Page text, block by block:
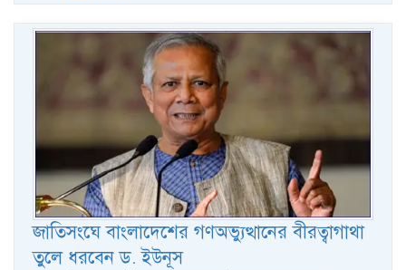
জাতিসংঘে বাংলাদেশের গণঅভ্যুত্থানের বীরত্বাগাথা
তুলে ধরবেন ড. ইউনূস